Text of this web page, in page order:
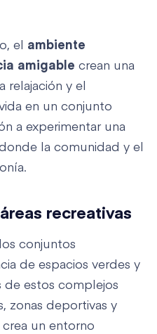
el ambiente
amigable crean una
relajación y el
en un conjunto
a experimentar una
la comunidad y el
recreativas
conjuntos
de espacios verdes y
de estos complejos
zonas deportivas y
crea un entorno